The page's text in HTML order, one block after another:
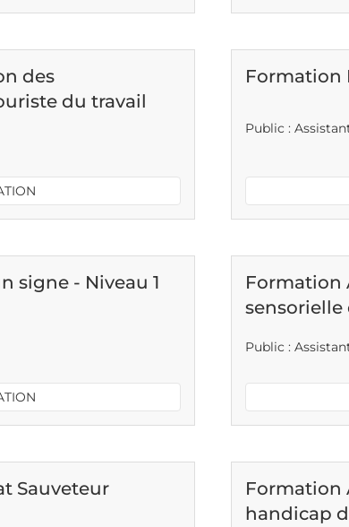
des
du travail
Formation
Public :
signe - Niveau 1
Formation
Public :
Sauveteur
Formation
handicap